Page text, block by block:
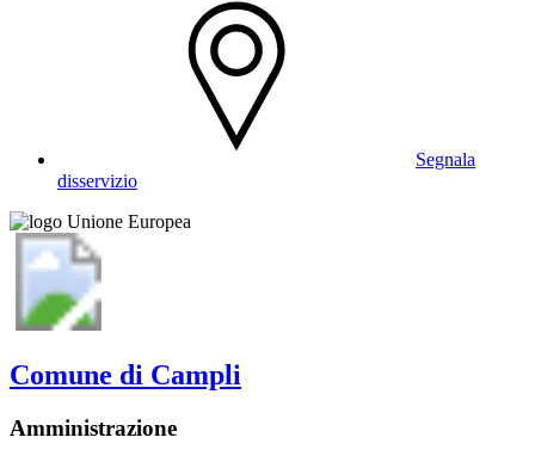
Segnala
disservizio
Comune di Campli
Amministrazione